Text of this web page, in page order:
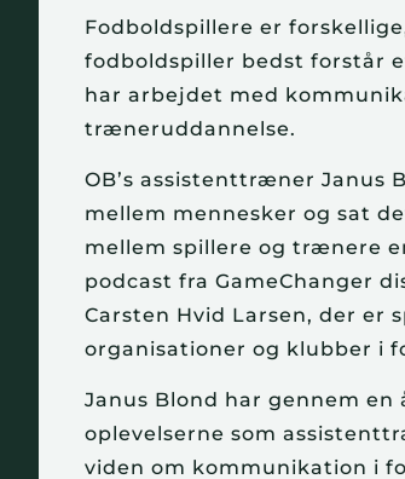
Fodboldspillere er
fodboldspiller bedst forstår
har arbejdet med
træneruddannelse.
OB’s assistenttræner Janus
mellem mennesker og sat
mellem spillere og trænere
podcast fra GameChanger
Carsten Hvid Larsen, der
organisationer og klubber i
Janus Blond har gennem
oplevelserne som
viden om kommunikation i